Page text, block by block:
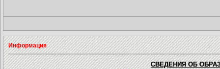
Информация
СВЕДЕНИЯ ОБ